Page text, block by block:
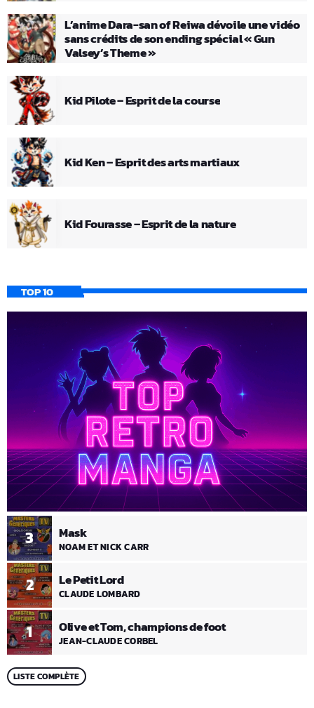
L’anime Dara-san of Reiwa dévoile une vidéo
sans crédits de son ending spécial « Gun
Valsey’s Theme »
Kid Pilote – Esprit de la course
Kid Ken – Esprit des arts martiaux
Kid Fourasse – Esprit de la nature
TOP 10
1 Olive et Tom, champions de foot
JEAN-CLAUDE CORBEL
2 Le Petit Lord
CLAUDE LOMBARD
3 Mask
NOAM ET NICK CARR
LISTE COMPLÈTE